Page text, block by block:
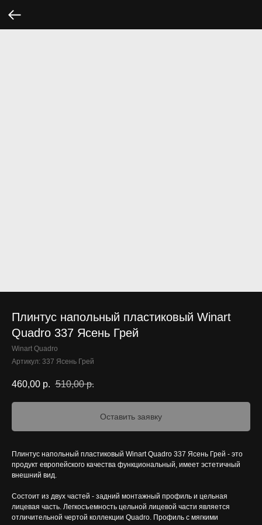
Плинтус напольный пластиковый Winart
Quadro 337 Ясень Грей
Winart Quadro
Артикул: 337 Ясень Грей
460,00 р. 510,00 р.
Оставить заявку
Плинтус напольный пластиковый Winart Quadro 337 Ясень Грей - это
продукт европейского качества функциональный, имеет эстетичный
внешний вид.
Состоит из двух частей - задний монтажный профиль и цельная
лицевая часть. Легкосъемность цельной лицевой части является
отличительной чертой коллекции Quadro. Профиль с мягкими